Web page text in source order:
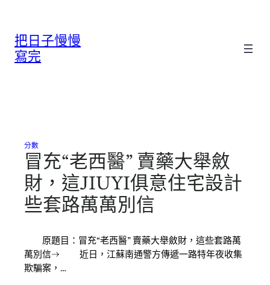
把日子慢慢
寫完
分數
冒充“老西醫” 賣藥大舉斂
財，這JIUYI俱意住宅設計
些套路萬萬別信
原題目：冒充“老西醫” 賣藥大舉斂財，這些套路萬
萬別信→ 近日，江蘇南通警方傳遞一路特年夜收集
欺騙案，…